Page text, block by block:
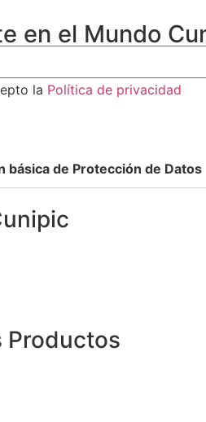
en el Mundo
la Política de privacidad
básica de Protección de Datos
Productos